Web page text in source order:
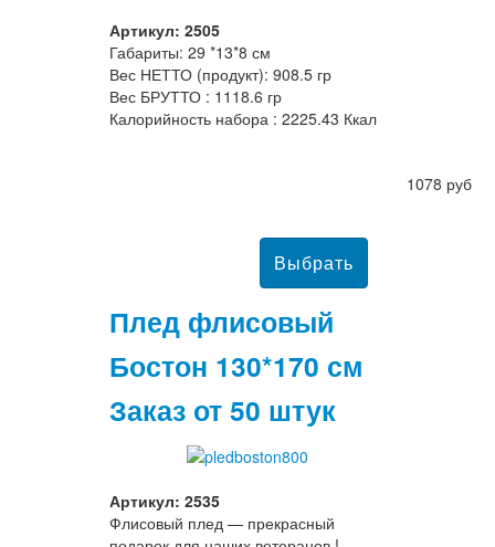
Артикул: 2505
Габариты: 29 *13*8 см
Вес НЕТТО (продукт): 908.5 гр
Вес БРУТТО : 1118.6 гр
Калорийность набора : 2225.43 Ккал
1078 руб
Плед флисовый
Бостон 130*170 см
Заказ от 50 штук
Артикул: 2535
Флисовый плед — прекрасный